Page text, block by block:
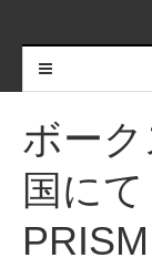
ボー
国に